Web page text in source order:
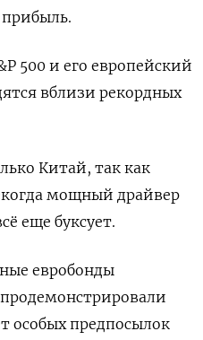
500 и его европейский
вблизи рекордных
Китай, так как
мощный драйвер
еще буксует.
евробонды
особых предпосылок